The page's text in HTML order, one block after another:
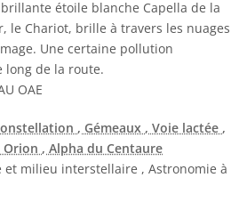
étoile blanche Capella de la
le Chariot, brille à travers les nuages
Une certaine pollution
long de la route.
OAE
, Gémeaux , Voie lactée ,
Orion , Alpha du Centaure
et milieu interstellaire , Astronomie à